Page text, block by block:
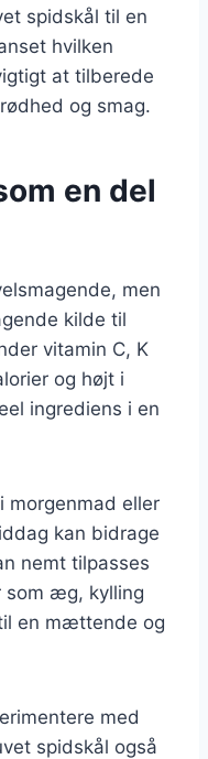
spidskål til en
hvilken
at tilberede
og smag.
en del
men
kilde til
vitamin C, K
og højt i
ingrediens i en
morgenmad eller
kan bidrage
nemt tilpasses
som æg, kylling
en mættende og
med
spidskål også